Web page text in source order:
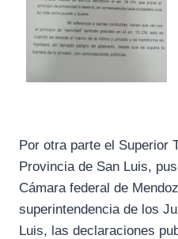
Por otra parte el Superior
Provincia de San Luis,
Cámara federal de
superintendencia de los
Luis, las declaraciones